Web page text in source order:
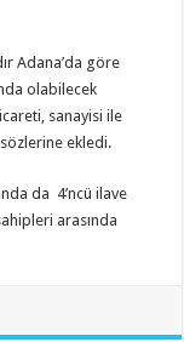
Adana’da göre
olabilecek
sanayisi ile
sözlerine ekledi.
da 4’ncü ilave
arasında